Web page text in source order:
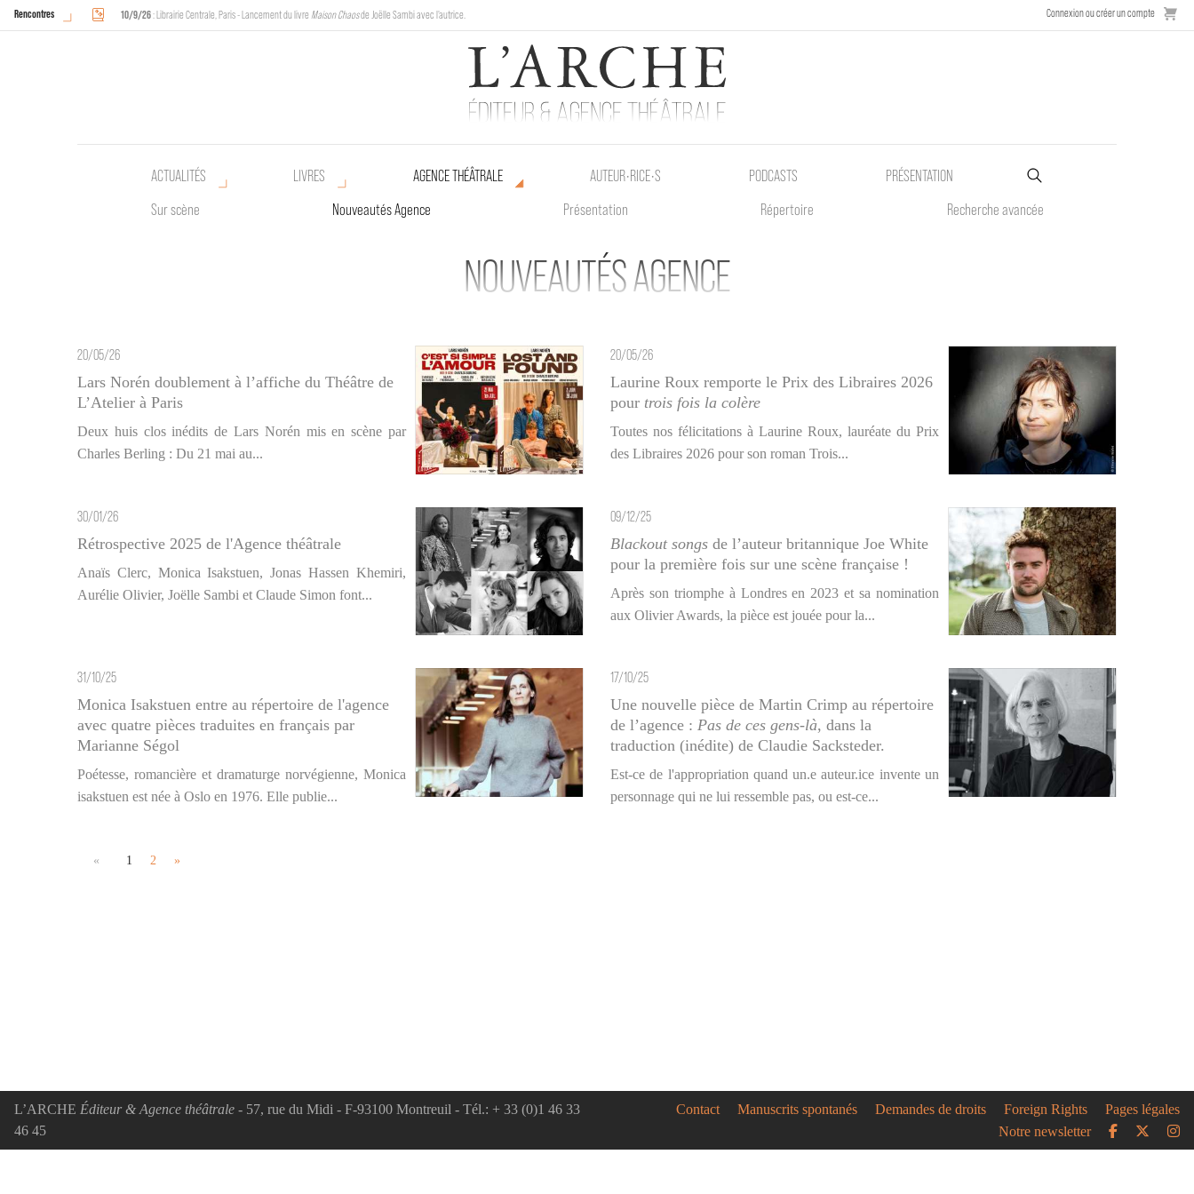
Rencontres 10/9/26: Librairie Centrale, Paris - Lancement du livre Maison Chaosde Joëlle Sambi avec l'autrice.
: Halles de Schaerbeek, Bruxelles - L'Arche sera présente au Poetik Bazar tout le weekend !
Connexion ou créer un compte
ACTUALITÉS LIVRES
AGENCE THÉÂTRALE
Sur scène
Nouveautés Agence Présentation Répertoire Recherche avancée
AUTEUR•RICE•S PODCASTS PRÉSENTATION
NOUVEAUTÉS AGENCE
20/05/26
Lars Norén doublement à l’affiche du Théâtre de
L’Atelier à Paris
Deux huis clos inédits de Lars Norén mis en scène par
Charles Berling : Du 21 mai au...
20/05/26
Laurine Roux remporte le Prix des Libraires 2026
pour trois fois la colère
Toutes nos félicitations à Laurine Roux, lauréate du Prix
des Libraires 2026 pour son roman Trois...
30/01/26
Rétrospective 2025 de l'Agence théâtrale
Anaïs Clerc, Monica Isakstuen, Jonas Hassen Khemiri,
Aurélie Olivier, Joëlle Sambi et Claude Simon font...
09/12/25
Blackout songs de l’auteur britannique Joe White
pour la première fois sur une scène française !
Après son triomphe à Londres en 2023 et sa nomination
aux Olivier Awards, la pièce est jouée pour la...
31/10/25
Monica Isakstuen entre au répertoire de l'agence
avec quatre pièces traduites en français par
Marianne Ségol
Poétesse, romancière et dramaturge norvégienne, Monica
isakstuen est née à Oslo en 1976. Elle publie...
17/10/25
Une nouvelle pièce de Martin Crimp au répertoire
de l’agence : Pas de ces gens-là, dans la
traduction (inédite) de Claudie Sacksteder.
Est-ce de l'appropriation quand un.e auteur.ice invente un
personnage qui ne lui ressemble pas, ou est-ce...
« 1 2 »
L’ARCHE Éditeur & Agence théâtrale - 57, rue du Midi - F-93100 Montreuil - Tél.: + 33 (0)1 46 33
46 45
Contact Manuscrits spontanés Demandes de droits Foreign Rights
Pages légales
Notre newsletter